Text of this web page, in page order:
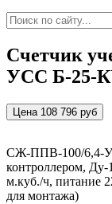
Счетчик
УСС Б-25-
Цена 108 796 руб
СЖ-ППВ-100/6,4-
контроллером,
м.куб./ч, питание
для монтажа)